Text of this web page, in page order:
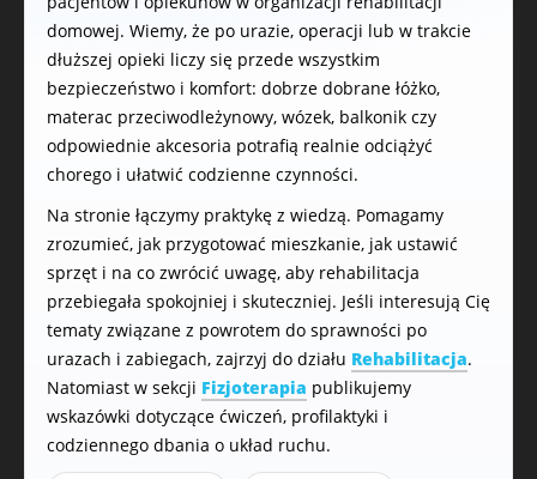
domowej. Wiemy, że po urazie, operacji lub w trakcie
dłuższej opieki liczy się przede wszystkim
bezpieczeństwo i komfort: dobrze dobrane łóżko,
materac przeciwodleżynowy, wózek, balkonik czy
odpowiednie akcesoria potrafią realnie odciążyć
chorego i ułatwić codzienne czynności.
Na stronie łączymy praktykę z wiedzą. Pomagamy
zrozumieć, jak przygotować mieszkanie, jak ustawić
sprzęt i na co zwrócić uwagę, aby rehabilitacja
przebiegała spokojniej i skuteczniej. Jeśli interesują Cię
tematy związane z powrotem do sprawności po
urazach i zabiegach, zajrzyj do działu Rehabilitacja.
Natomiast w sekcji Fizjoterapia publikujemy
wskazówki dotyczące ćwiczeń, profilaktyki i
codziennego dbania o układ ruchu.